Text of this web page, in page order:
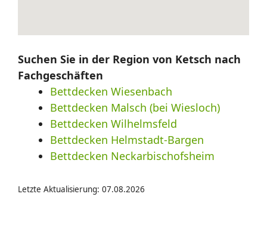
Suchen Sie in der Region von Ketsch nach
Fachgeschäften
Bettdecken Wiesenbach
Bettdecken Malsch (bei Wiesloch)
Bettdecken Wilhelmsfeld
Bettdecken Helmstadt-Bargen
Bettdecken Neckarbischofsheim
Letzte Aktualisierung: 07.08.2026